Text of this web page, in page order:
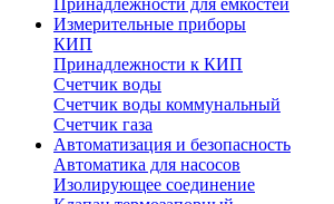
Принадлежности для емкостей
Измерительные приборы
КИП
Принадлежности к КИП
Счетчик воды
Счетчик воды коммунальный
Счетчик газа
Автоматизация и безопасность
Автоматика для насосов
Изолирующее соединение